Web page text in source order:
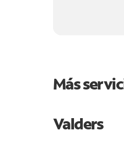
Más
Valders